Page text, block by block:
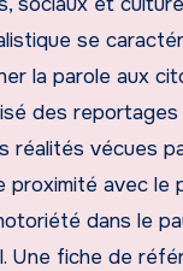
se
la parole aux
des reportages
réalités vécues
proximité avec le
dans le
Une fiche de